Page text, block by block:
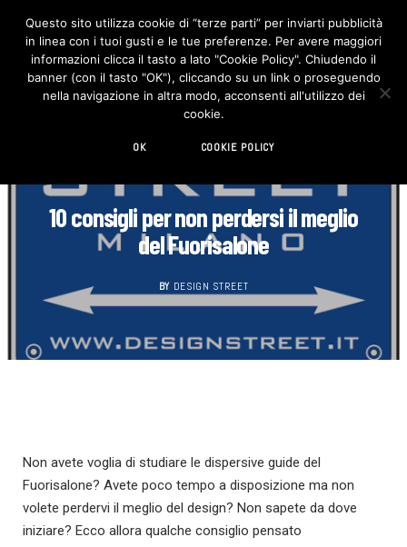
F
c
e
b
o
I
n
s
t
10 consigli per non perdersi il meglio
del Fuorisalone
BY DESIGN STREET
Non avete voglia di studiare le dispersive guide del
Fuorisalone? Avete poco tempo a disposizione ma non
volete perdervi il meglio del design? Non sapete da dove
iniziare? Ecco allora qualche consiglio pensato
Questo sito utilizza cookie di “terze parti” per inviarti pubblicità
in linea con i tuoi gusti e le tue preferenze. Per avere maggiori
informazioni clicca il tasto a lato "Cookie Policy". Chiudendo il
banner (con il tasto "OK"), cliccando su un link o proseguendo
nella navigazione in altra modo, acconsenti all'utilizzo dei
cookie.
OK COOKIE POLICY